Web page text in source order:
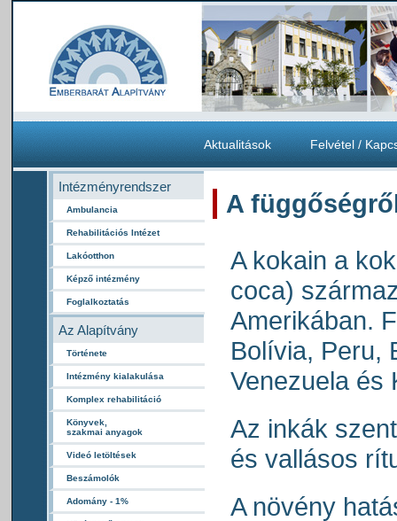
Aktualitások Felvétel /
Intézményrendszer
Ambulancia
Rehabilitációs Intézet
Lakóotthon
Képző intézmény
Foglalkoztatás
Az Alapítvány
Története
Intézmény kialakulása
Komplex rehabilitáció
Könyvek,
szakmai anyagok
Videó letöltések
Beszámolók
Adomány - 1%
A
A kokain a
coca)
Amerikában.
Bolívia, Peru,
Venezuela és
Az inkák
és vallásos
A növény